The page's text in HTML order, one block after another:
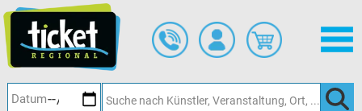
Hauptinhalt
springen